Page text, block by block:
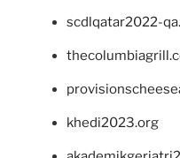
scdlqatar2022-
khedi2023.org